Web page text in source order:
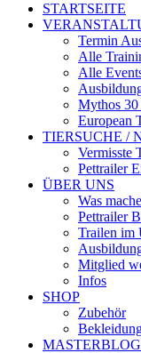
STARTSEITE
Termin
Alle
Alle
Mythos 30
European
TIERSUCHE /
Vermisste
Pettrailer
ÜBER UNS
Was
Pettrailer
Trailen im
Mitglied
Infos
SHOP
Zubehör
MASTERBLOG